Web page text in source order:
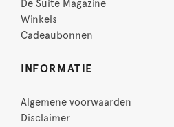
De Suite Magazine
Winkels
Cadeaubonnen
INFORMATIE
Algemene voorwaarden
Disclaimer